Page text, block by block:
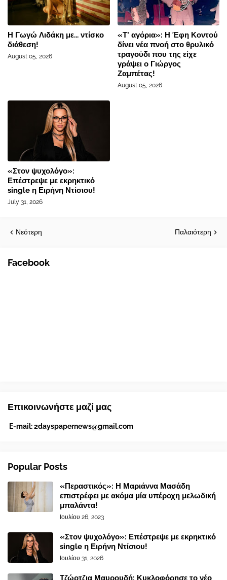
Η Γωγώ Λιδάκη με... ντίσκο
διάθεση!
August 05, 2026
«Τ’ αγόρια»: Η Έφη Κοντού
δίνει νέα πνοή στο θρυλικό
τραγούδι που της είχε
γράψει ο Γιώργος
Ζαμπέτας!
August 05, 2026
«Στον ψυχολόγο»:
Επέστρεψε με εκρηκτικό
single η Ειρήνη Ντίσιου!
July 31, 2026
Νεότερη Παλαιότερη
Facebook
Επικοινωνήστε μαζί μας
E-mail:2dayspapernews@gmail.com
Popular Posts
«Περαστικός»: Η Μαριάννα Μασάδη
επιστρέφει με ακόμα μία υπέροχη μελωδική
μπαλάντα!
Ιουλίου 26, 2023
«Στον ψυχολόγο»: Επέστρεψε με εκρηκτικό
single η Ειρήνη Ντίσιου!
Ιουλίου 31, 2026
Τζώρτζια Μαυρουδή: Κυκλοφόρησε το νέο